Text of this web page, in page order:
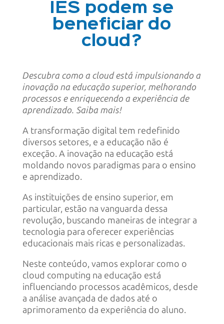
IES podem se
beneficiar do
cloud?
Descubra como a cloud está impulsionando a
inovação na educação superior, melhorando
processos e enriquecendo a experiência de
aprendizado. Saiba mais!
A transformação digital tem redefinido
diversos setores, e a educação não é
exceção. A inovação na educação está
moldando novos paradigmas para o ensino
e aprendizado.
As instituições de ensino superior, em
particular, estão na vanguarda dessa
revolução, buscando maneiras de integrar a
tecnologia para oferecer experiências
educacionais mais ricas e personalizadas.
Neste conteúdo, vamos explorar como o
cloud computing na educação está
influenciando processos acadêmicos, desde
a análise avançada de dados até o
aprimoramento da experiência do aluno.